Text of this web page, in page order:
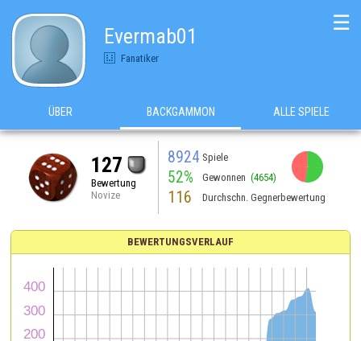
Evermab01
Fanatiker
☰
ÜBER BACKGAMMON ALLE SPIELE
127
Bewertung
Novize
8924 Spiele
52% Gewonnen (4654)
116 Durchschn. Gegnerbewertung
BEWERTUNGSVERLAUF